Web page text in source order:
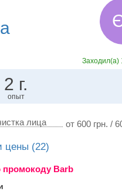
Заходил(а)
2 г.
опыт
лица от 600 грн. /
цены (22)
промокоду Barb